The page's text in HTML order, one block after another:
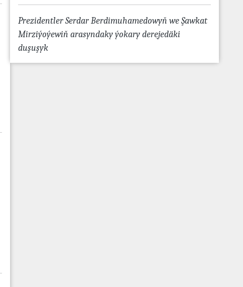
Prezidentler Serdar Berdimuhamedowyň we Şawkat
Mirziýoýewiň arasyndaky ýokary derejedäki
duşuşyk